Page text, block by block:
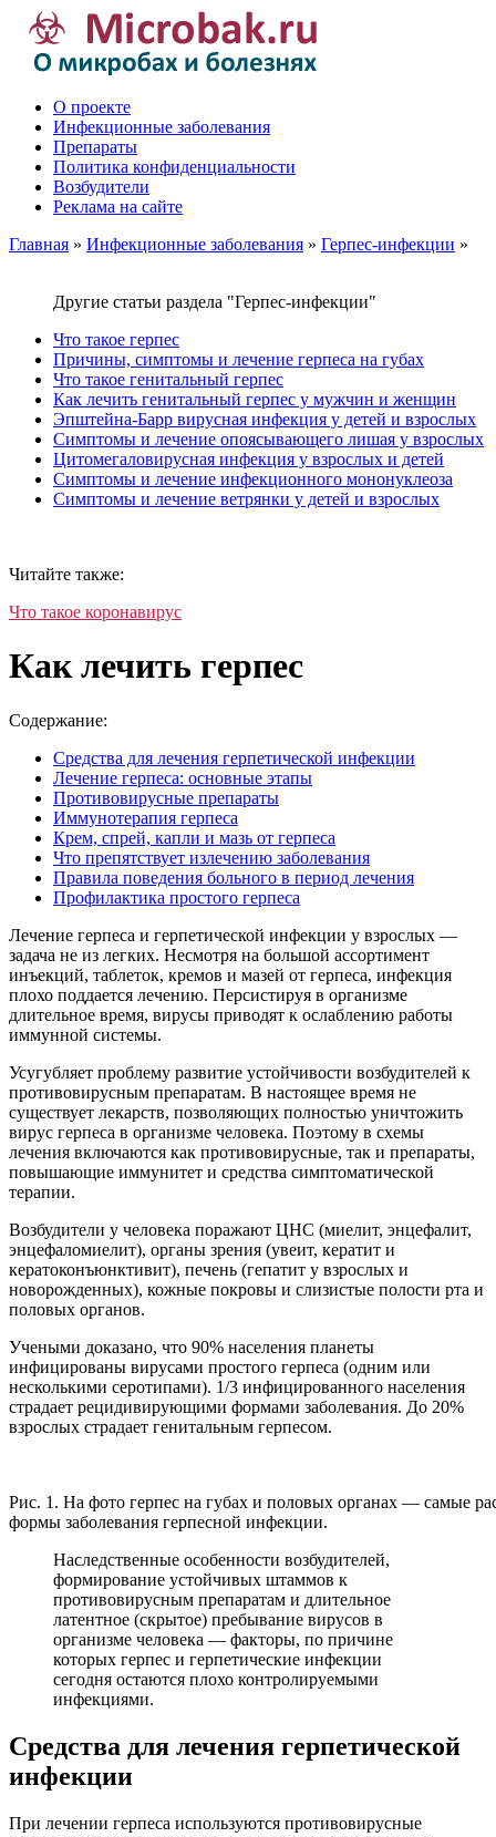
О проекте
Инфекционные заболевания
Препараты
Политика конфиденциальности
Возбудители
Реклама на сайте
Главная » Инфекционные заболевания » Герпес-инфекции »
Другие статьи раздела "Герпес-инфекции"
Что такое герпес
Причины, симптомы и лечение герпеса на губах
Что такое генитальный герпес
Как лечить генитальный герпес у мужчин и женщин
Эпштейна-Барр вирусная инфекция у детей и взрослых
Симптомы и лечение опоясывающего лишая у взрослых
Цитомегаловирусная инфекция у взрослых и детей
Симптомы и лечение инфекционного мононуклеоза
Симптомы и лечение ветрянки у детей и взрослых
Читайте также:
Что такое коронавирус
Как лечить герпес
Содержание:
Средства для лечения герпетической инфекции
Лечение герпеса: основные этапы
Противовирусные препараты
Иммунотерапия герпеса
Крем, спрей, капли и мазь от герпеса
Что препятствует излечению заболевания
Правила поведения больного в период лечения
Профилактика простого герпеса
Лечение герпеса и герпетической инфекции у взрослых —
задача не из легких. Несмотря на большой ассортимент
инъекций, таблеток, кремов и мазей от герпеса, инфекция
плохо поддается лечению. Персистируя в организме
длительное время, вирусы приводят к ослаблению работы
иммунной системы.
Усугубляет проблему развитие устойчивости возбудителей к
противовирусным препаратам. В настоящее время не
существует лекарств, позволяющих полностью уничтожить
вирус герпеса в организме человека. Поэтому в схемы
лечения включаются как противовирусные, так и препараты,
повышающие иммунитет и средства симптоматической
терапии.
Возбудители у человека поражают ЦНС (миелит, энцефалит,
энцефаломиелит), органы зрения (увеит, кератит и
кератоконъюнктивит), печень (гепатит у взрослых и
новорожденных), кожные покровы и слизистые полости рта и
половых органов.
Учеными доказано, что 90% населения планеты
инфицированы вирусами простого герпеса (одним или
несколькими серотипами). 1/3 инфицированного населения
страдает рецидивирующими формами заболевания. До 20%
взрослых страдает генитальным герпесом.
Рис. 1. На фото герпес на губах и половых органах — самые
формы заболевания герпесной инфекции.
Наследственные особенности возбудителей,
формирование устойчивых штаммов к
противовирусным препаратам и длительное
латентное (скрытое) пребывание вирусов в
организме человека — факторы, по причине
которых герпес и герпетические инфекции
сегодня остаются плохо контролируемыми
инфекциями.
Средства для лечения герпетической
инфекции
При лечении герпеса используются противовирусные